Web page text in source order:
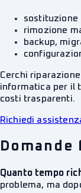
sostituzione
rimozione
backup,
Cerchi
informatica per il
costi trasparenti.
Richiedi
Quanto tempo
problema, ma